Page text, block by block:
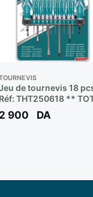
de tournevis 18
THT250618 **
900 DA